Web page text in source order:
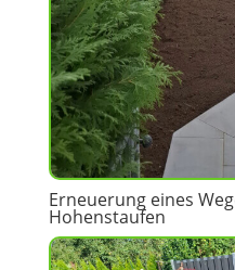
Erneuerung eines
Hohenstaufen